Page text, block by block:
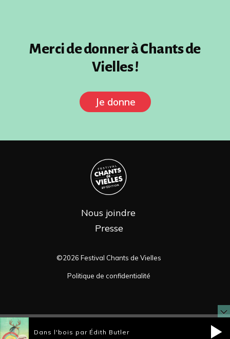
Merci de donner à Chants de
Vielles !
Je donne
Dans l'bois par Édith Butler
Nous joindre
Presse
©2026 Festival Chants de Vielles
Politique de confidentialité